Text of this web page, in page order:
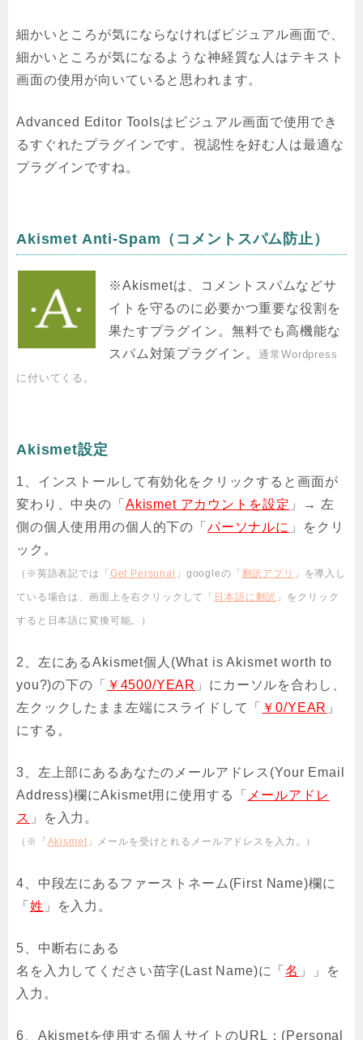
細かいところが気にならなければビジュアル画面で、
細かいところが気になるような神経質な人はテキスト
画面の使用が向いていると思われます。
Advanced Editor Toolsはビジュアル画面で使用でき
るすぐれたプラグインです。視認性を好む人は最適な
プラグインですね。
Akismet Anti-Spam（コメントスパム防止）
※Akismetは、コメントスパムなどサ
イトを守るのに必要かつ重要な役割を
果たすプラグイン。無料でも高機能な
スパム対策プラグイン。通常Wordpress
に付いてくる。
Akismet設定
1、インストールして有効化をクリックすると画面が
変わり、中央の「 Akismet アカウントを設定 」→ 左
側の個人使用用の個人的下の「 パーソナルに 」をクリ
ック。
（※英語表記では「 Get Personal 」googleの「 翻訳アプリ 」を導入し
ている場合は、画面上を右クリックして「 日本語に翻訳 」をクリック
すると日本語に変換可能。）
2、左にあるAkismet個人(What is Akismet worth to
you?)の下の「
￥4500/YEAR 」にカーソルを合わし、
左クックしたまま左端にスライドして「
￥0/YEAR 」
にする。
3、左上部にあるあなたのメールアドレス(Your Email
Address)欄にAkismet用に使用する「 メールアドレ
ス 」を入力。
（※「 Akismet」メールを受けとれるメールアドレスを入力。）
4、中段左にあるファーストネーム(First Name)欄に
「 姓 」を入力。
5、中断右にある
名を入力してください苗字(Last Name)に「名 」」を
入力。
6、Akismetを使用する個人サイトのURL：(Personal